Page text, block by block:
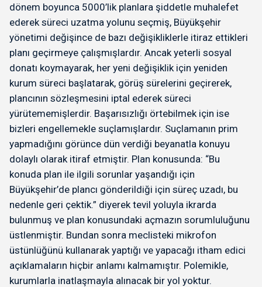
dönem boyunca 5000’lik planlara şiddetle muhalefet
ederek süreci uzatma yolunu seçmiş, Büyükşehir
yönetimi değişince de bazı değişikliklerle itiraz ettikleri
planı geçirmeye çalışmışlardır. Ancak yeterli sosyal
donatı koymayarak, her yeni değişiklik için yeniden
kurum süreci başlatarak, görüş sürelerini geçirerek,
plancının sözleşmesini iptal ederek süreci
yürütememişlerdir. Başarısızlığı örtebilmek için ise
bizleri engellemekle suçlamışlardır. Suçlamanın prim
yapmadığını görünce dün verdiği beyanatla konuyu
dolaylı olarak itiraf etmiştir. Plan konusunda: “Bu
konuda plan ile ilgili sorunlar yaşandığı için
Büyükşehir’de plancı gönderildiği için süreç uzadı, bu
nedenle geri çektik.” diyerek tevil yoluyla ikrarda
bulunmuş ve plan konusundaki açmazın sorumluluğunu
üstlenmiştir. Bundan sonra meclisteki mikrofon
üstünlüğünü kullanarak yaptığı ve yapacağı itham edici
açıklamaların hiçbir anlamı kalmamıştır. Polemikle,
kurumlarla inatlaşmayla alınacak bir yol yoktur.